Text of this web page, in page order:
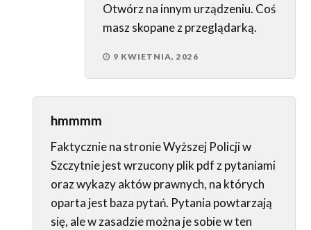
Otwórz na innym urządzeniu. Coś
masz skopane z przeglądarką.
9 KWIETNIA, 2026
hmmmm
Faktycznie na stronie Wyższej Policji w
Szczytnie jest wrzucony plik pdf z pytaniami
oraz wykazy aktów prawnych, na których
oparta jest baza pytań. Pytania powtarzają
się, ale w zasadzie można je sobie w ten